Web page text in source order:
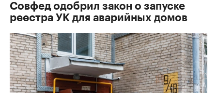
Совфед одобрил закон о запуске
реестра УК для аварийных домов